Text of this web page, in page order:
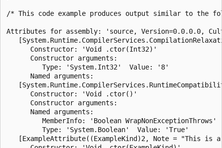
/* This code example produces output similar to the
Attributes for assembly: 'source, Version=0.0.0.0,
      Constructor: 'Void .ctor(Int32)'
      Constructor arguments:
         Type: 'System.Int32'  Value: '8'
      Named arguments:
      Constructor: 'Void .ctor()'
      Constructor arguments:
      Named arguments:
         MemberInfo: 'Boolean WrapNonExceptionThrows'
         Type: 'System.Boolean'  Value: 'True'
[ExampleAttribute((ExampleKind)2, Note = "This is